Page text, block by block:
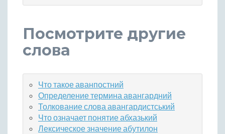
Посмотрите другие
слова
Что такое аванпостний
Определение термина авангардний
Толкование слова авангардистський
Что означает понятие абхазький
Лексическое значение абутилон